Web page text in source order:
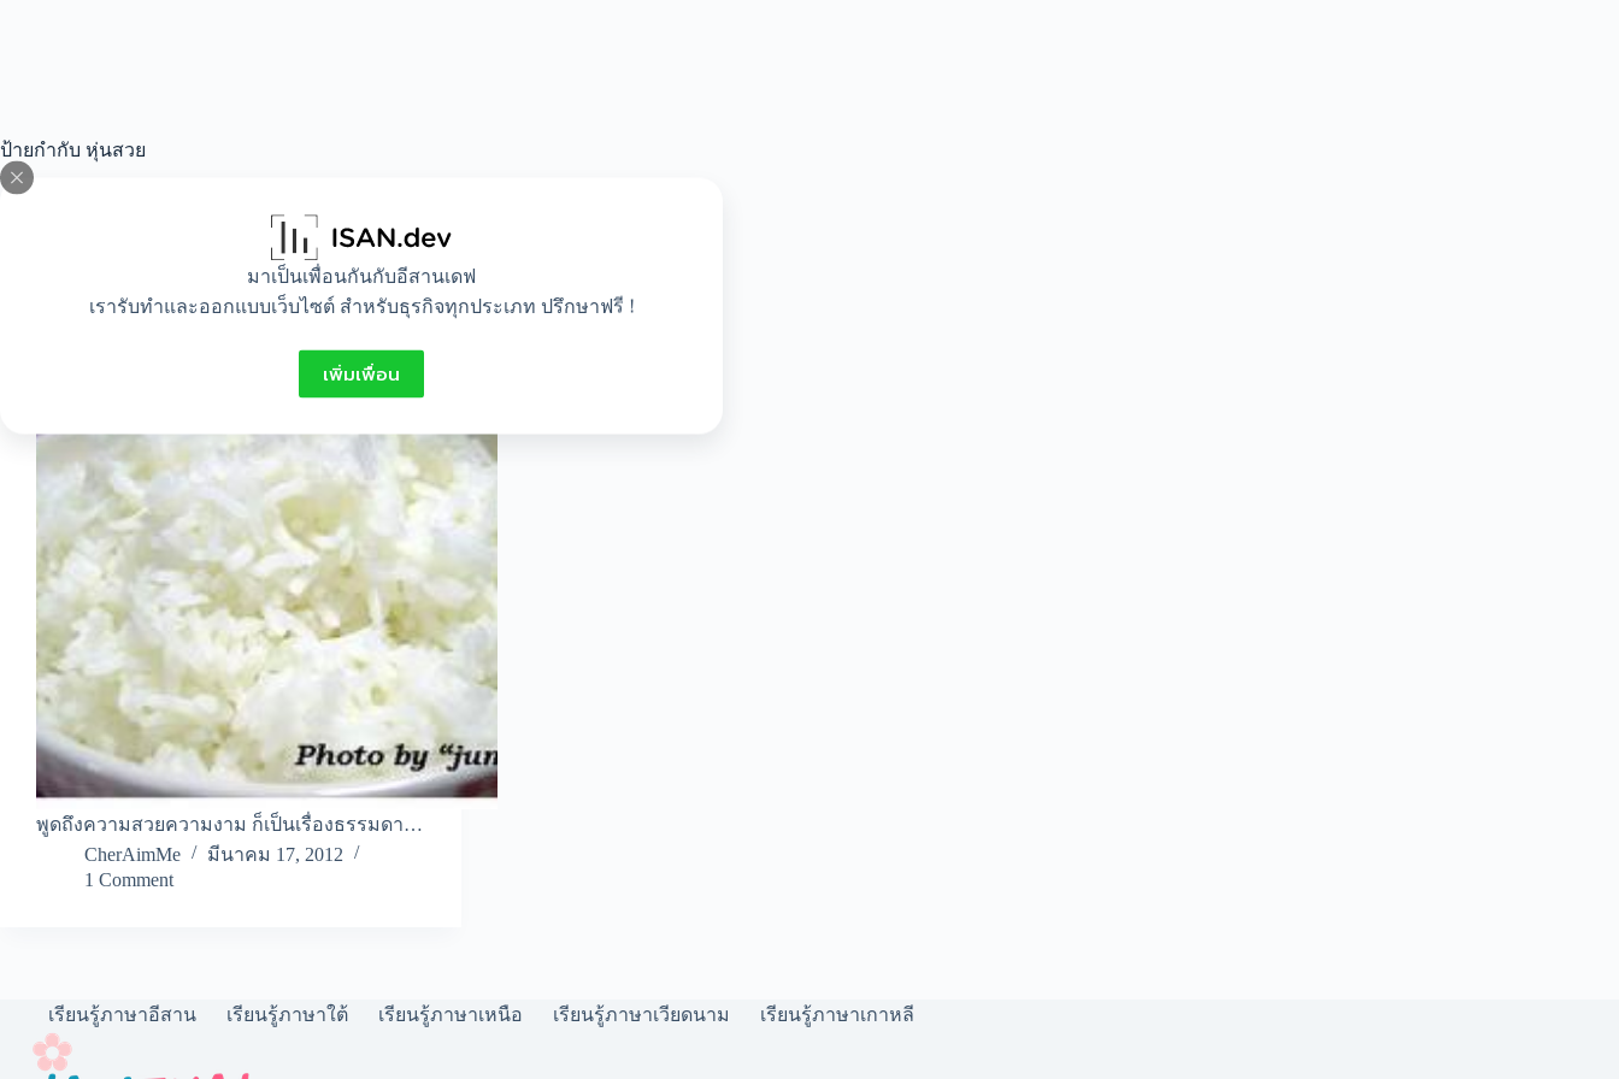
มาเป็นเพื่อนกันกับอีสานเดฟ
เรารับทำและออกแบบเว็บไซต์ สำหรับธุรกิจทุกประเภท ปรึกษาฟรี !
เพิ่มเพื่อน
ป้ายกำกับ หุ่นสวย
Healthy , Lifestyle
กินอะไร ถึงจะผอม
พูดถึงความสวยความงาม ก็เป็นเรื่องธรรมดา…
CherAimMe
มีนาคม 17, 2012
1 Comment
เรียนรู้ภาษาอีสาน เรียนรู้ภาษาใต้ เรียนรู้ภาษาเหนือ เรียนรู้ภาษาเวียดนาม เรียนรู้ภาษาเกาหลี